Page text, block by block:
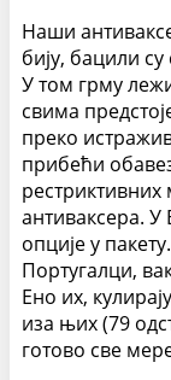
Наши
бију, бацили
У том грму
свима
преко
прибећи
антиваксера. У
опције у
Португалци,
Ено их,
иза њих (79
готово све